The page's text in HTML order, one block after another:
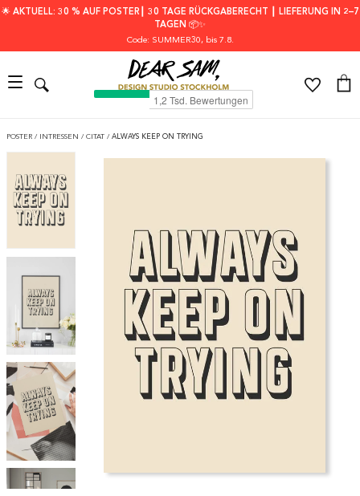
🌟 AKTUELL: 30 % AUF POSTER┃ 30 TAGE RÜCKGABERECHT ┃ LIEFERUNG IN 2–7
TAGEN 📦✨
Code: SUMMER30, bis 7.8.
POSTER / INTRESSEN / CITAT / ALWAYS KEEP ON TRYING
Item